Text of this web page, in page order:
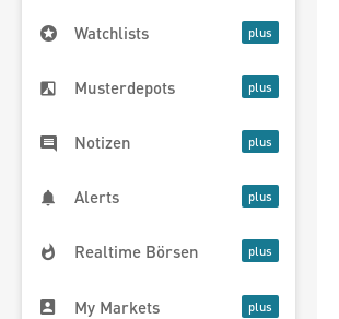
Watchlists
Musterdepots
Notizen
Alerts
Realtime Börsen
My Markets